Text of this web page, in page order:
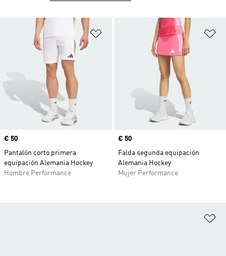
Añadir a la lista de deseos
Precio
€ 50
Pantalón corto primera
equipación Alemania Hockey
Hombre Performance
Precio
€ 50
Falda segunda equipación
Alemania Hockey
Mujer Performance